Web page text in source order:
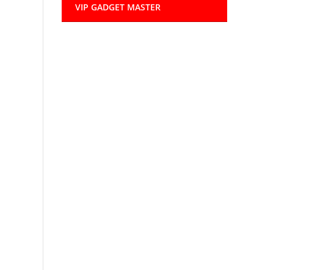
VIP GADGET MASTER